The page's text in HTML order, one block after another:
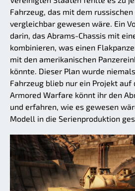
Fahrzeug, das mit dem russischen
vergleichbar gewesen wäre. Ein
darin, das Abrams-Chassis mit
kombinieren, was einen
mit den amerikanischen
könnte. Dieser Plan wurde
Fahrzeug blieb nur ein Projekt auf
Armored Warfare könnt ihr den
und erfahren, wie es gewesen
Modell in die Serienproduktion